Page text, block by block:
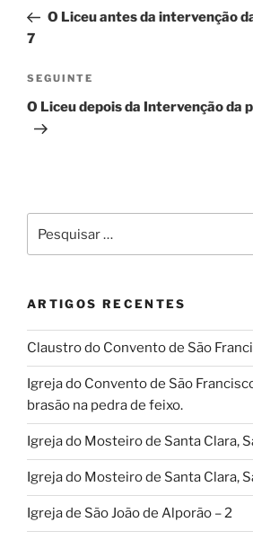
artigos
anterior
O Liceu antes da intervenção
7
Conteúdo
seguinte
SEGUINTE
O Liceu depois da Intervenção da
por:
ARTIGOS RECENTES
Claustro do Convento de São
Igreja do Convento de São
brasão na pedra de feixo.
Igreja do Mosteiro de Santa Clara,
Igreja do Mosteiro de Santa Clara,
Igreja de São João de Alporão – 2